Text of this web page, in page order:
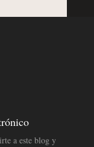
a este blog y